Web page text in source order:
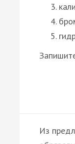
Из